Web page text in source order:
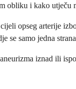
obliku i kako utječu
opseg arterije
se samo jedna
iznad ili